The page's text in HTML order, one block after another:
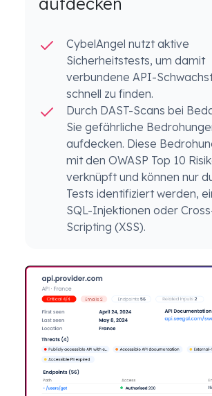
CybelAngel nutzt aktive
Sicherheitstests, um damit
verbundene API-
schnell zu finden.
Durch DAST-Scans bei
Sie gefährliche
aufdecken. Diese
mit den OWASP Top 10
verknüpft und können nur
Tests identifiziert werden,
SQL-Injektionen oder
Scripting (XSS).